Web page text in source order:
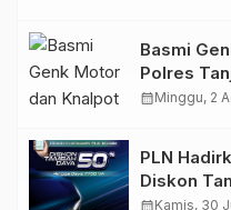
Basmi
Polres
Kendaraan
calendar_monthMinggu, 2
PLN
Diskon
GIIAS
calendar_monthKamis, 30